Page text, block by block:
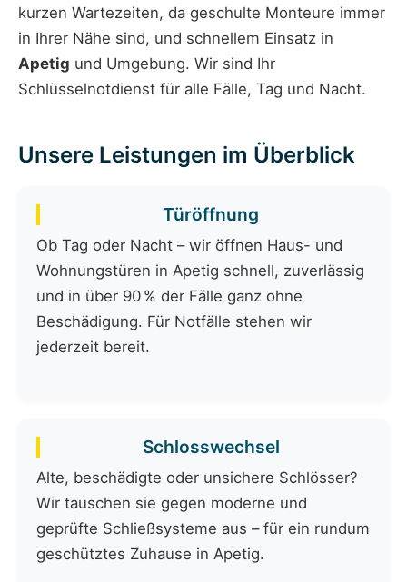
kurzen Wartezeiten, da geschulte Monteure immer
in Ihrer Nähe sind, und schnellem Einsatz in
Apetig und Umgebung. Wir sind Ihr
Schlüsselnotdienst für alle Fälle, Tag und Nacht.
Unsere Leistungen im Überblick
Türöffnung
Ob Tag oder Nacht – wir öffnen Haus- und
Wohnungstüren in Apetig schnell, zuverlässig
und in über 90 % der Fälle ganz ohne
Beschädigung. Für Notfälle stehen wir
jederzeit bereit.
Schlosswechsel
Alte, beschädigte oder unsichere Schlösser?
Wir tauschen sie gegen moderne und
geprüfte Schließsysteme aus – für ein rundum
geschütztes Zuhause in Apetig.